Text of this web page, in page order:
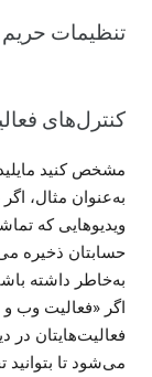
تنظیمات
کنترل‌های
مشخص کنید
ویدیوهایی که
حسابتان ذخیره
به‌خاطر داشته
اگر «فعالیت وب
می‌شود تا